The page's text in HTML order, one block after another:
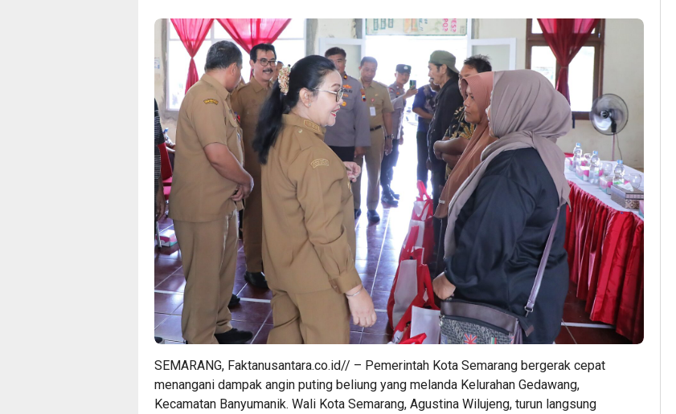
SEMARANG, Faktanusantara.co.id// – Pemerintah Kota Semarang bergerak cepat
menangani dampak angin puting beliung yang melanda Kelurahan Gedawang,
Kecamatan Banyumanik. Wali Kota Semarang, Agustina Wilujeng, turun langsung